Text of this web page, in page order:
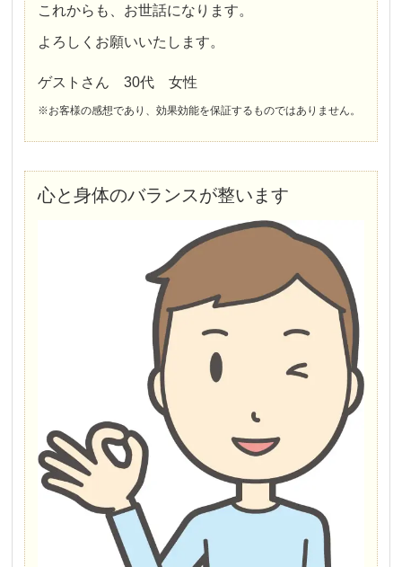
これからも、お世話になります。
よろしくお願いいたします。
ゲストさん 30代 女性
※お客様の感想であり、効果効能を保証するものではありません。
心と身体のバランスが整います